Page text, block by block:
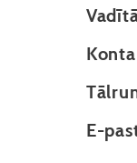
E-